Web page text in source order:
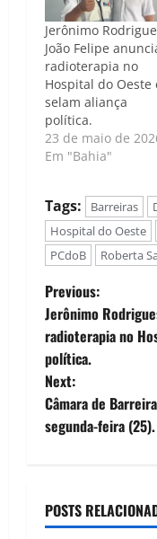
Jerônimo
João Felipe
radioterapia no
Hospital do Oeste
selam aliança
política.
23 de maio de
Em "Bahia"
Tags: Barreiras
Hospital do Oeste
PCdoB
Roberta
P
o
s
t
v
Previous:
Jerônimo
radioterapia no
política.
Next:
Câmara de
segunda-feira (25).
POSTS